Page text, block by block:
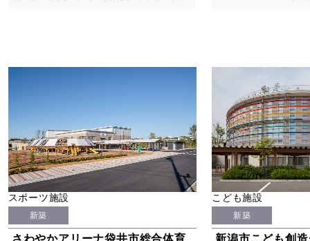
スポーツ施設
新築
こども施設
新築